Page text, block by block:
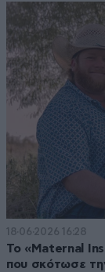
18·06·2026 16:28
Το «Maternal
που σκότωσε